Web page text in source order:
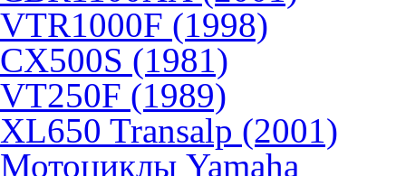
VTR1000F (1998)
CX500S (1981)
VT250F (1989)
XL650 Transalp (2001)
Мотоциклы Yamaha